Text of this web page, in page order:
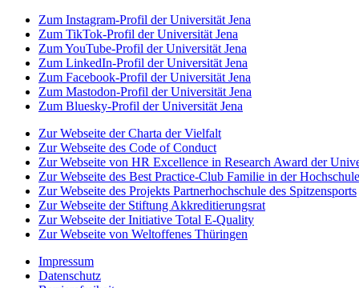
Zum Instagram-Profil der Universität Jena
Zum TikTok-Profil der Universität Jena
Zum YouTube-Profil der Universität Jena
Zum LinkedIn-Profil der Universität Jena
Zum Facebook-Profil der Universität Jena
Zum Mastodon-Profil der Universität Jena
Zum Bluesky-Profil der Universität Jena
Zur Webseite der Charta der Vielfalt
Zur Webseite des Code of Conduct
Zur Webseite von HR Excellence in Research Award der
Zur Webseite des Best Practice-Club Familie in der Hochschule
Zur Webseite des Projekts Partnerhochschule des Spitzensports
Zur Webseite der Stiftung Akkreditierungsrat
Zur Webseite der Initiative Total E-Quality
Zur Webseite von Weltoffenes Thüringen
Impressum
Datenschutz